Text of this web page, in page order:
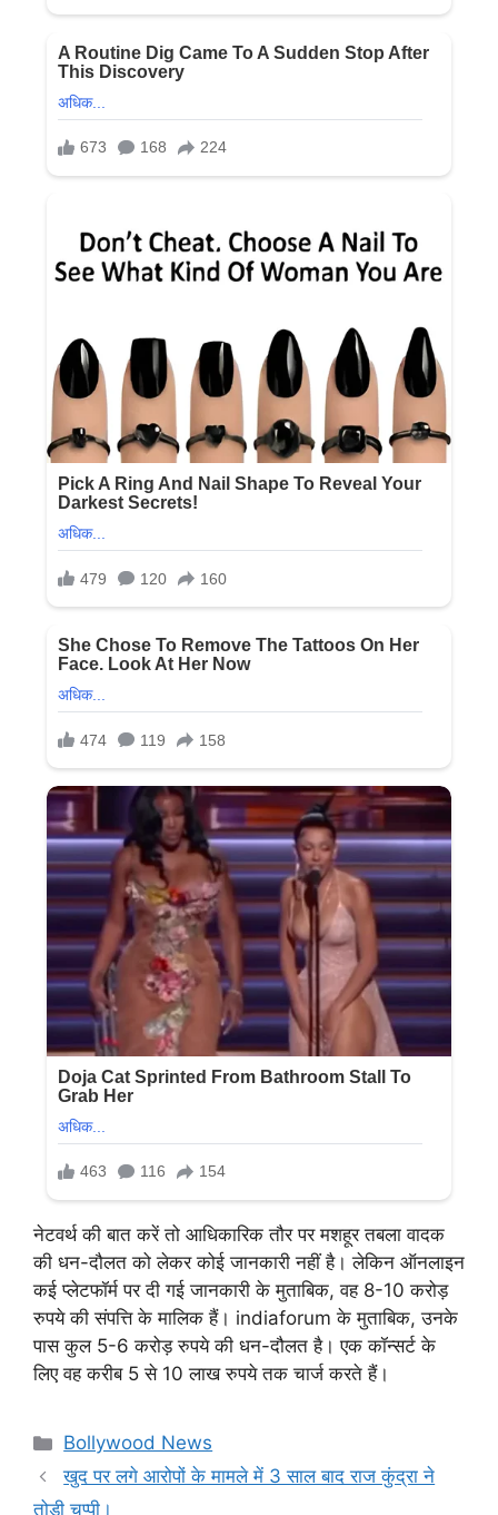
नेटवर्थ की बात करें तो आधिकारिक तौर पर मशहूर तबला वादक
की धन-दौलत को लेकर कोई जानकारी नहीं है। लेकिन ऑनलाइन
कई प्लेटफॉर्म पर दी गई जानकारी के मुताबिक, वह 8-10 करोड़
रुपये की संपत्ति के मालिक हैं। indiaforum के मुताबिक, उनके
पास कुल 5-6 करोड़ रुपये की धन-दौलत है। एक कॉन्सर्ट के
लिए वह करीब 5 से 10 लाख रुपये तक चार्ज करते हैं।
Categories
Bollywood News
खुद पर लगे आरोपों के मामले में 3 साल बाद राज कुंद्रा ने
तोड़ी चुप्पी।